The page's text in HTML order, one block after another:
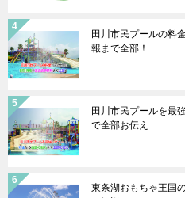
田川市民プールの料
報まで全部！
田川市民プールを最
で全部お伝え
東条湖おもちゃ王国